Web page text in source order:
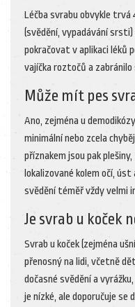
Léčba svrabu obvykle trvá
(svědění, vypadávání
pokračovat v aplikaci léků
vajíčka roztočů a zabránilo
Může mít pes
Ano, zejména u
minimální nebo zcela
příznakem jsou pak
lokalizované kolem očí,
svědění téměř vždy velmi
Je svrab u koček
Svrab u koček (zejména
přenosný na lidi, včetně
dočasné svědění a
je nízké, ale doporučuje se